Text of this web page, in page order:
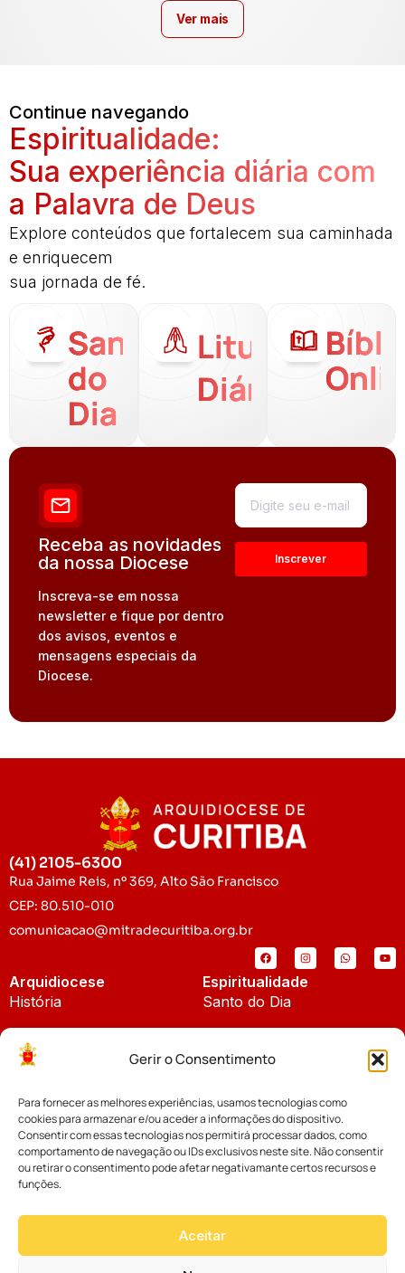
Gerir o Consentimento
Para fornecer as melhores experiências, usamos tecnologias como
cookies para armazenar e/ou aceder a informações do dispositivo.
Consentir com essas tecnologias nos permitirá processar dados, como
comportamento de navegação ou IDs exclusivos neste site. Não consentir
ou retirar o consentimento pode afetar negativamante certos recursos e
funções.
Aceitar
Ver mais
Continue navegando
Espiritualidade:
Sua experiência diária com
a Palavra de Deus
Explore conteúdos que fortalecem sua caminhada
e enriquecem
sua jornada de fé.
Santo
do
Dia
Liturgia
Diária
Receba as novidades
da nossa Diocese
Inscreva-se em nossa
newsletter e fique por dentro
dos avisos, eventos e
mensagens especiais da
Diocese.
(41) 2105-6300
Rua Jaime Reis, nº 369, Alto São Francisco
CEP: 80.510-010
comunicacao@mitradecuritiba.org.br
Arquidiocese
História
Padroeira
Espiritualidade
Santo do Dia
Notícias
Notícias da Arquidiocese
Notícias Cáritas
Palavra dos Bispos
Cúria Diocesana
Fundo Diocesano
Vicariatos da Educação